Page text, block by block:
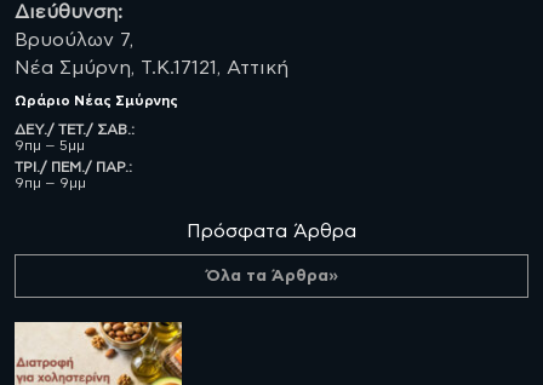
Διεύθυνση:
Βρυούλων 7,
Νέα Σμύρνη, Τ.Κ.17121, Αττική
Ωράριο Νέας Σμύρνης
ΔΕΥ./ ΤΕΤ./ ΣΑΒ.:
9πμ – 5μμ
ΤΡΙ./ ΠΕΜ./ ΠΑΡ.:
9πμ – 9μμ
Πρόσφατα Άρθρα
Όλα τα Άρθρα»